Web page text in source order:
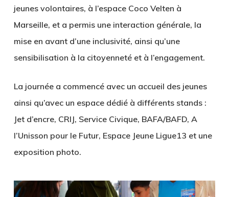
jeunes volontaires, à l’espace Coco Velten à
Marseille, et a permis une interaction générale, la
mise en avant d’une inclusivité, ainsi qu’une
sensibilisation à la citoyenneté et à l’engagement.
La journée a commencé avec un accueil des jeunes
ainsi qu’avec un espace dédié à différents stands :
Jet d’encre, CRIJ, Service Civique, BAFA/BAFD, A
l’Unisson pour le Futur, Espace Jeune Ligue13 et une
exposition photo.